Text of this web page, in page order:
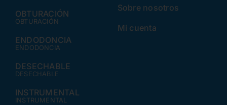
OBTURACIÓN
OBTURACIÓN
ENDODONCIA
ENDODONCIA
DESECHABLE
DESECHABLE
INSTRUMENTAL
INSTRUMENTAL
Sobre nosotros
Mi cuenta